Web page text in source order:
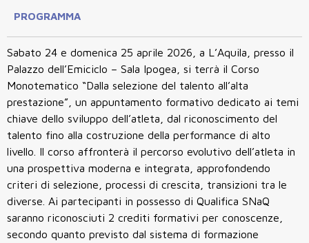
PROGRAMMA
Sabato 24 e domenica 25 aprile 2026, a L’Aquila, presso il
Palazzo dell’Emiciclo – Sala Ipogea, si terrà il Corso
Monotematico “Dalla selezione del talento all’alta
prestazione”, un appuntamento formativo dedicato ai temi
chiave dello sviluppo dell’atleta, dal riconoscimento del
talento fino alla costruzione della performance di alto
livello. Il corso affronterà il percorso evolutivo dell’atleta in
una prospettiva moderna e integrata, approfondendo
criteri di selezione, processi di crescita, transizioni tra le
diverse. Ai partecipanti in possesso di Qualifica SNaQ
saranno riconosciuti 2 crediti formativi per conoscenze,
secondo quanto previsto dal sistema di formazione